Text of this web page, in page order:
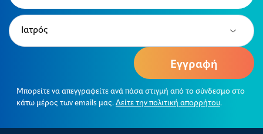
Type
(Required)
Μπορείτε να απεγγραφείτε ανά πάσα στιγμή από το σύνδεσμο στο
κάτω μέρος των emails μας. Δείτε την πολιτική απορρήτου.